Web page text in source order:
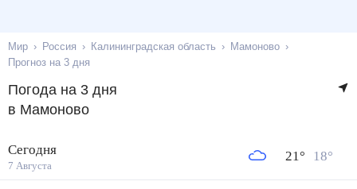
Мир Россия Калининградская область
Мамоново
Прогноз на 3 дня
Погода на 3 дня
в Мамоново
Сегодня
7 Августа
21° 18°